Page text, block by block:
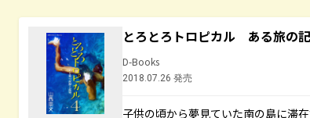
とろとろトロピカル ある旅の
D-Books
2018.07.26 発売
子供の頃から夢見ていた南の島に滞